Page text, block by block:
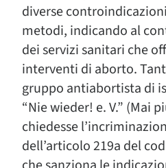
diverse
metodi, indicando al
dei servizi sanitari che
interventi di aborto.
gruppo antiabortista di
“Nie wieder! e. V.” (Mai
chiedesse
dell’articolo 219a del